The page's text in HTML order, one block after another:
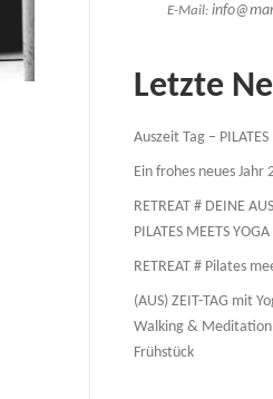
E-Mail:
Letzte
Auszeit Tag –
Ein frohes neues Jahr
RETREAT # DEINE
PILATES MEETS YOGA
RETREAT # Pilates
(AUS) ZEIT-TAG mit
Walking &
Frühstück